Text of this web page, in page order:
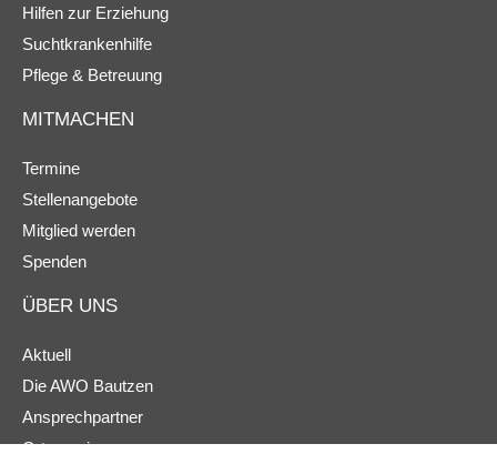
Hilfen zur Erziehung
Suchtkrankenhilfe
Pflege & Betreuung
MITMACHEN
Termine
Stellenangebote
Mitglied werden
Spenden
ÜBER UNS
Aktuell
Die AWO Bautzen
Ansprechpartner
Ortsvereine